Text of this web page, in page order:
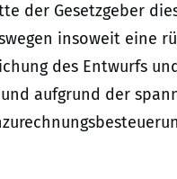
der Gesetzgeber
insoweit eine
des Entwurfs
aufgrund der